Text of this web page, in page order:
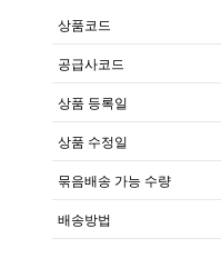
상품코드
공급사코드
상품 등록일
상품 수정일
묶음배송 가능 수량
배송방법